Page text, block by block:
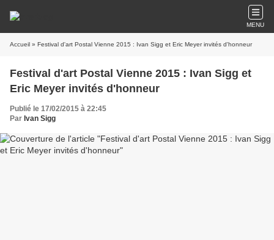
MENU
Accueil » Festival d'art Postal Vienne 2015 : Ivan Sigg et Eric Meyer invités d'honneur
Festival d'art Postal Vienne 2015 : Ivan Sigg et
Eric Meyer invités d'honneur
Publié le 17/02/2015 à 22:45
Par Ivan Sigg